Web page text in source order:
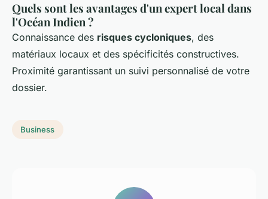
Quels sont les avantages d'un expert local dans
l'Océan Indien ?
Connaissance des risques cycloniques, des
matériaux locaux et des spécificités constructives.
Proximité garantissant un suivi personnalisé de votre
dossier.
Business